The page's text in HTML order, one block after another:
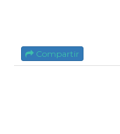
Compartir